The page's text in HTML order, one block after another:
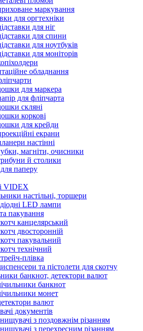
маркування
для оргтехніки
для ніг
для спини
для ноутбуків
для моніторів
обладнання
для маркера
для фліпчарта
скляні
коркові
для крейди
екрани
настінні
магніти, очисники
й столики
паперу
VIDEX
настільні, торшери
LED лампи
пакування
канцелярський
двосторонній
пакувальний
технічний
плівка
та пістолети для скотчу
банкнот, детектори валют
банкнот
монет
валют
документів
з поздовжнім різанням
з перехресним різанням